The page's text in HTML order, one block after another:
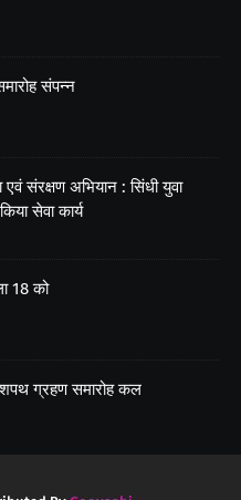
संपन्न
संरक्षण अभियान : सिंधी युवा
सेवा कार्य
18 को
ग्रहण समारोह कल